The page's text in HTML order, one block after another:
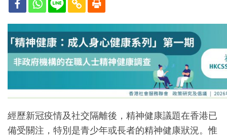
經歷新冠疫情及社交隔離後，精神健康議題在香港已
備受關注，特別是青少年或長者的精神健康狀況。惟